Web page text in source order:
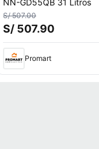
NN-GD55QB 31 Litros
S/ 507.00
S/ 507.90
Promart